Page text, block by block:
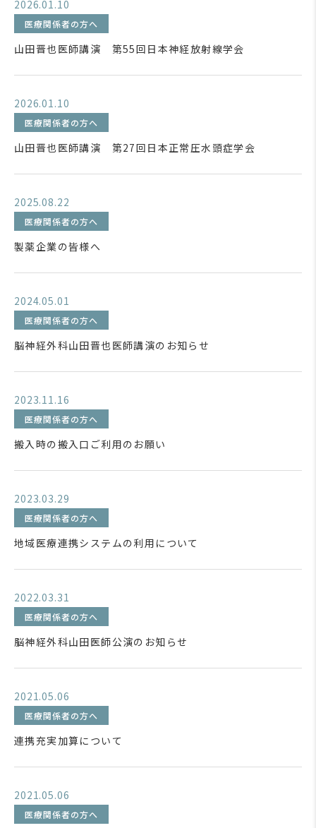
2026.01.10
医療関係者の方へ
山田晋也医師講演 第55回日本神経放射線学会
2026.01.10
医療関係者の方へ
山田晋也医師講演 第27回日本正常圧水頭症学会
2025.08.22
医療関係者の方へ
製薬企業の皆様へ
2024.05.01
医療関係者の方へ
脳神経外科山田晋也医師講演のお知らせ
2023.11.16
医療関係者の方へ
搬入時の搬入口ご利用のお願い
2023.03.29
医療関係者の方へ
地域医療連携システムの利用について
2022.03.31
医療関係者の方へ
脳神経外科山田医師公演のお知らせ
2021.05.06
医療関係者の方へ
連携充実加算について
2021.05.06
医療関係者の方へ